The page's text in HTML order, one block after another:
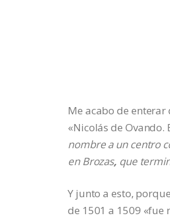
Me acabo de
«Nicolás de
nombre a un centro
en Brozas, que
Y junto a esto,
de 1501 a 1509